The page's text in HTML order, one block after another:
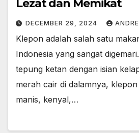
Lezat dan Memikat
DECEMBER 29, 2024
Klepon adalah salah satu
Indonesia yang sangat
tepung ketan dengan isian
merah cair di dalamnya,
manis, kenyal,…